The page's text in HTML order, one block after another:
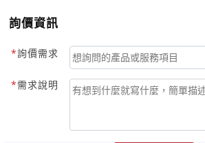
詢價資訊
詢價需求
需求說明